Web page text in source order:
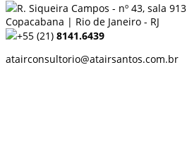
R. Siqueira Campos - nº 43, sala 913
Copacabana | Rio de Janeiro - RJ
+55 (21) 8141.6439
atairconsultorio@atairsantos.com.br